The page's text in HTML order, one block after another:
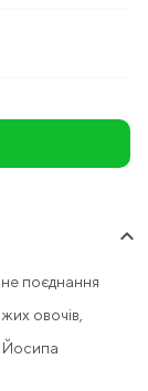
keyboard_arrow_up
поєднання
овочів,
Йосипа